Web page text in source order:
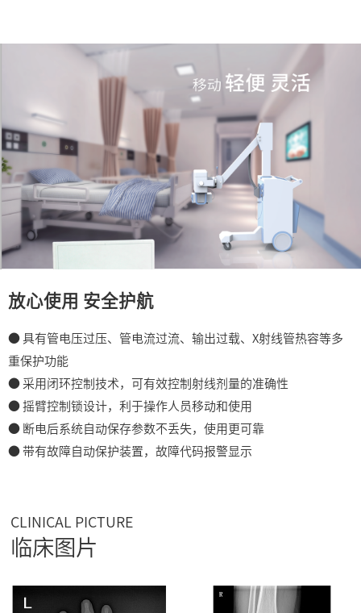
放心使用 安全护航
● 具有管电压过压、管电流过流、输出过载、X射线管热容等多
重保护功能
● 采用闭环控制技术，可有效控制射线剂量的准确性
● 摇臂控制锁设计，利于操作人员移动和使用
● 断电后系统自动保存参数不丢失，使用更可靠
● 带有故障自动保护装置，故障代码报警显示
CLINICAL PICTURE
临床图片